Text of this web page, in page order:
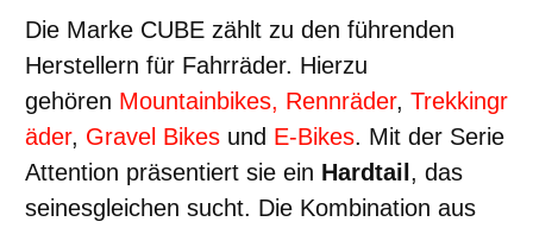
Die Marke CUBE zählt zu den führenden
Herstellern für Fahrräder. Hierzu
gehören Mountainbikes, Rennräder, Trekkingr
äder, Gravel Bikes und E-Bikes. Mit der Serie
Attention präsentiert sie ein Hardtail , das
seinesgleichen sucht. Die Kombination aus